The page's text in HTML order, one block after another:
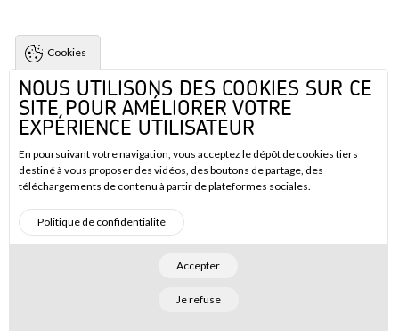
Cookies
NOUS UTILISONS DES COOKIES SUR CE
SITE POUR AMÉLIORER VOTRE
EXPÉRIENCE UTILISATEUR
En poursuivant votre navigation, vous acceptez le dépôt de cookies tiers
destiné à vous proposer des vidéos, des boutons de partage, des
téléchargements de contenu à partir de plateformes sociales.
Politique de confidentialité
Accepter
Je refuse